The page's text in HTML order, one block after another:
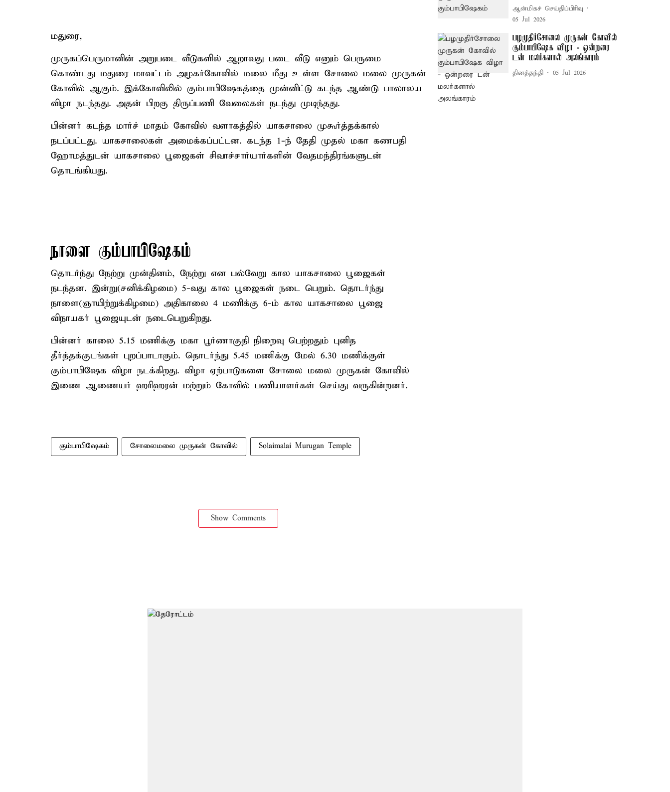
மதுரை,
முருகப்பெருமானின் அறுபடை வீடுகளில் ஆறாவது படை வீடு எனும் பெருமை
கொண்டது மதுரை மாவட்டம் அழகர்கோவில் மலை மீது உள்ள சோலை மலை முருகன்
கோவில் ஆகும். இக்கோவிலில் கும்பாபிஷேகத்தை முன்னிட்டு கடந்த ஆண்டு பாலாலய
விழா நடந்தது. அதன் பிறகு திருப்பணி வேலைகள் நடந்து முடிந்தது.
பின்னர் கடந்த மார்ச் மாதம் கோவில் வளாகத்தில் யாகசாலை முகூர்த்தக்கால்
நடப்பட்டது. யாகசாலைகள் அமைக்கப்பட்டன. கடந்த 1-ந் தேதி முதல் மகா கணபதி
ஹோமத்துடன் யாகசாலை பூஜைகள் சிவாச்சார்யார்களின் வேதமந்திரங்களுடன்
தொடங்கியது.
நாளை கும்பாபிஷேகம்
தொடர்ந்து நேற்று முன்தினம், நேற்று என பல்வேறு கால யாகசாலை பூஜைகள்
நடந்தன. இன்று(சனிக்கிழமை) 5-வது கால பூஜைகள் நடை பெறும். தொடர்ந்து
நாளை(ஞாயிற்றுக்கிழமை) அதிகாலை 4 மணிக்கு 6-ம் கால யாகசாலை பூஜை
விநாயகர் பூஜையுடன் நடைபெறுகிறது.
பின்னர் காலை 5.15 மணிக்கு மகா பூர்ணாகுதி நிறைவு பெற்றதும் புனித
தீர்த்தக்குடங்கள் புறப்பாடாகும். தொடர்ந்து 5.45 மணிக்கு மேல் 6.30 மணிக்குள்
கும்பாபிஷேக விழா நடக்கிறது. விழா ஏற்பாடுகளை சோலை மலை முருகன் கோவில்
இணை ஆணையர் ஹரிஹரன் மற்றும் கோவில் பணியாளர்கள் செய்து வருகின்றனர்.
கும்பாபிஷேகம் சோலைமலை முருகன் கோவில் Solaimalai Murugan Temple
Show Comments
ஆன்மிகச் செய்திப்பிரிவு
05 Jul 2026
பழமுதிர்சோலை முருகன் கோவில்
கும்பாபிஷேக விழா - ஒன்றரை
டன் மலர்களால் அலங்காரம்
தினத்தந்தி 05 Jul 2026